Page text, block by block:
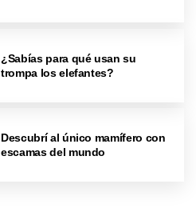
¿Sabías para qué usan su
trompa los elefantes?
Descubrí al único mamífero con
escamas del mundo